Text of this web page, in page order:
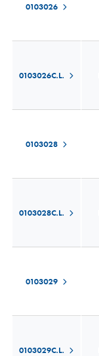
0103026
0103026C.L.
0103028
0103028C.L.
0103029
0103029C.L.